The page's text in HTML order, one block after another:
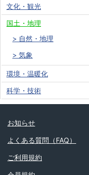
文化・観光
国土・地理
自然・地理
気象
環境・温暖化
科学・技術
お知らせ
よくある質問（FAQ）
ご利用規約